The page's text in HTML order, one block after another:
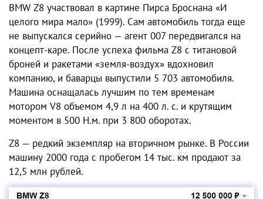
BMW Z8 участвовал в картине Пирса Броснана «И
целого мира мало» (1999). Сам автомобиль тогда еще
не выпускался серийно — агент 007 передвигался на
концепт-каре. После успеха фильма Z8 с титановой
броней и ракетами «земля-воздух» вдохновил
компанию, и баварцы выпустили 5 703 автомобиля.
Машина оснащалась лучшим по тем временам
мотором V8 объемом 4,9 л на 400 л. с. и крутящим
моментом в 500 Н.м. при 3 800 оборотах.
Z8 — редкий экземпляр на вторичном рынке. В России
машину 2000 года с пробегом 14 тыс. км продают за
12,5 млн рублей.